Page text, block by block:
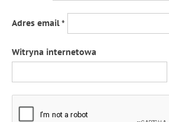
Adres email*
Witryna internetowa